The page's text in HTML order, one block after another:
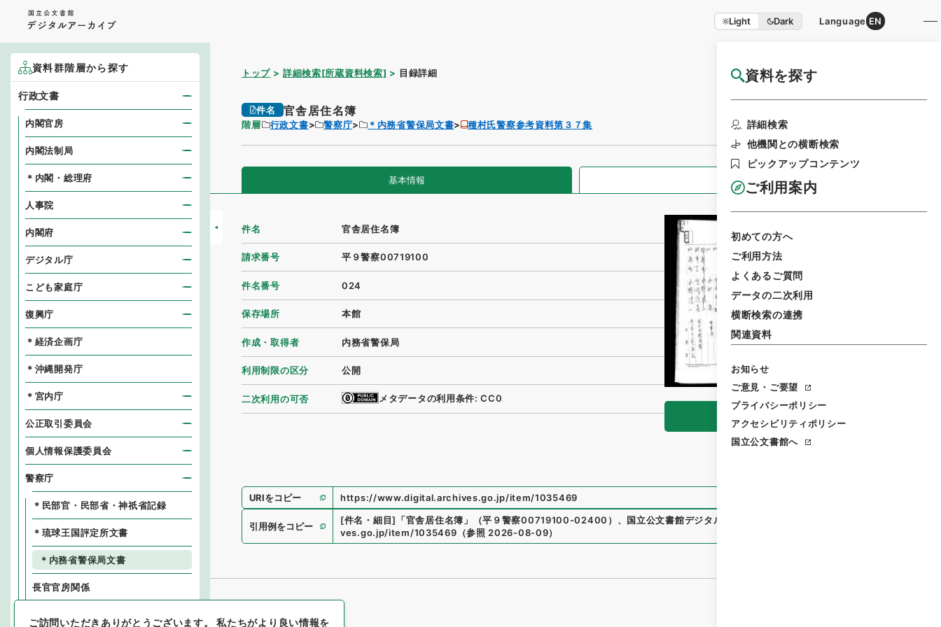
Light Dark Language EN
資料を探す
詳細検索
他機関との横断検索
ピックアップコンテンツ
ご利用案内
初めての方へ
ご利用方法
よくあるご質問
データの二次利用
横断検索の連携
関連資料
お知らせ
ご意見・ご要望
プライバシーポリシー
アクセシビリティポリシー
国立公文書館へ
トップ 詳細検索[所蔵資料検索] 目録詳細 国立公文書館HP利用案内
件名 官舎居住名簿
階層 行政文書 警察庁 ＊内務省警保局文書 種村氏警察参考資料第３７集
基本情報 全ての情報
件名 官舎居住名簿
請求番号 平９警察00719100
件名番号 024
保存場所 本館
作成・取得者 内務省警保局
利用制限の区分 公開
二次利用の可否 メタデータの利用条件: CC0
URIをコピー https://www.digital.archives.go.jp/item/1035469
引用例をコピー
[件名・細目] 「官舎居住名簿 」 （平９警察00719100-02400 ） 、 国立公文書館デジタルアーカイブ
ves.go.jp/item/1035469 （参照 2026-08-09）
資料群階層から探す
行政文書
内閣官房
内閣法制局
＊内閣・総理府
人事院
内閣府
デジタル庁
こども家庭庁
復興庁
＊経済企画庁
＊沖縄開発庁
＊宮内庁
公正取引委員会
個人情報保護委員会
警察庁
＊民部官・民部省・神祇省記録
＊琉球王国評定所文書
＊内務省警保局文書
長官官房関係
ご訪問いただきありがとうございます。私たちがより良い情報を